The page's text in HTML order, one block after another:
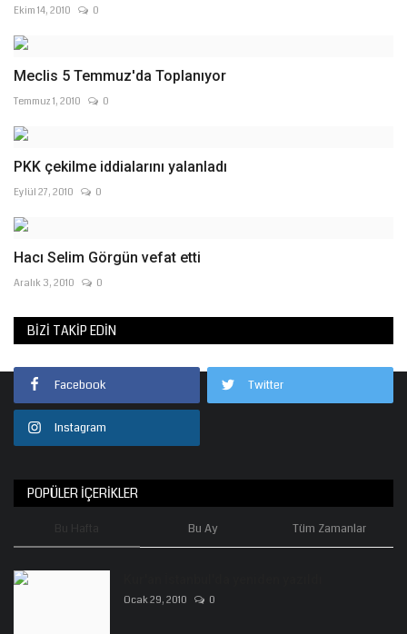
Ekim 14, 2010 0
Meclis 5 Temmuz'da Toplanıyor
Temmuz 1, 2010 0
PKK çekilme iddialarını yalanladı
Eylül 27, 2010 0
Hacı Selim Görgün vefat etti
Aralık 3, 2010 0
BIZI TAKIP EDIN
Facebook Twitter
Instagram
POPÜLER İÇERIKLER
Bu Ay Tüm Zamanlar
Ocak 29, 2010 0